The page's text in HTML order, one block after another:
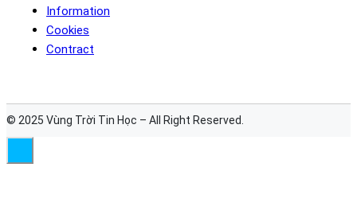
Information
Cookies
Contract
© 2025 Vùng Trời Tin Học – All Right Reserved.